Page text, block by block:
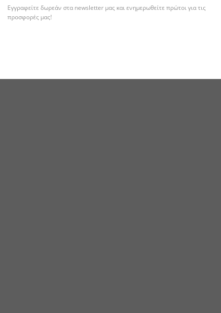
Εγγραφείτε δωρεάν στα newsletter μας και ενημερωθείτε πρώτοι για τις
προσφορές μας!